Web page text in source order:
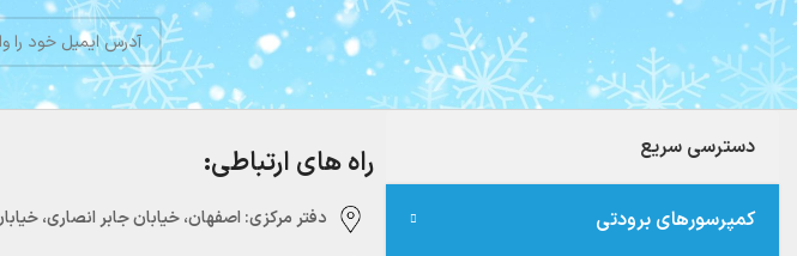
دسترسی سریع
کمپرسورهای برودتی
راه های ارتباطی:
دفتر مرکزی:‌ اصفهان، خیابان جابر انصاری، خیابان پنج آذر، نبش